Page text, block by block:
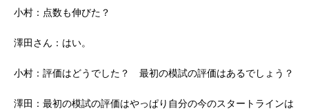
小村：点数も伸びた？
澤田さん：はい。
小村：評価はどうでした？ 最初の模試の評価はあるでしょう？
澤田：最初の模試の評価はやっぱり自分の今のスタートラインは